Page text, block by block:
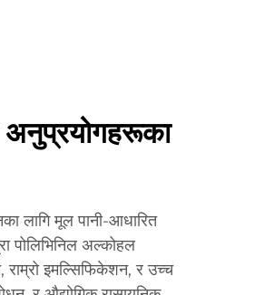
अनुप्रयोगहरूका
लागि मूल पानी-आधारित
पोलिभिनिल अल्कोहल
राम्रो इमल्सिफिकेशन, र उच्च